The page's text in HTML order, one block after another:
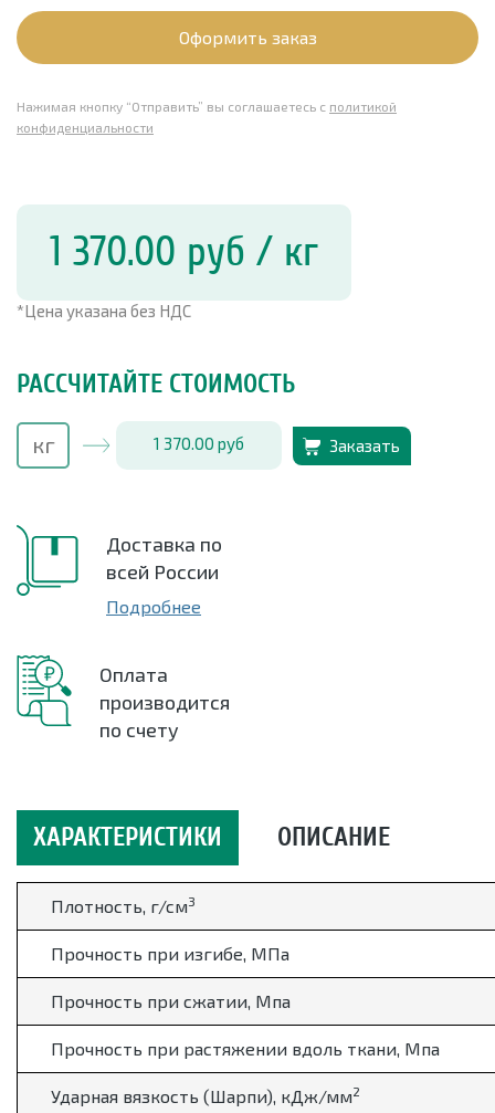
Оформить заказ
Нажимая кнопку “Отправить” вы соглашаетесь с политикой
конфиденциальности
1 370.00 руб / кг
*Цена указана без НДС
РАССЧИТАЙТЕ СТОИМОСТЬ
1 370.00 руб Заказать
Доставка по
всей России
Подробнее
Оплата
производится
по счету
ХАРАКТЕРИСТИКИ ОПИСАНИЕ
Плотность, г/см3
Прочность при изгибе, МПа
Прочность при сжатии, Мпа
Прочность при растяжении вдоль ткани, Мпа
Ударная вязкость (Шарпи), кДж/мм2